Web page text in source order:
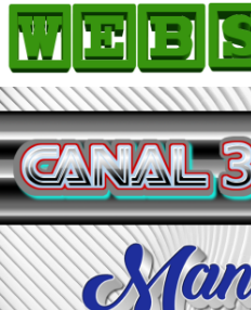
HOME
COMO ANUNCIAR
JORNAIS DO BRASIL
PODCAST/NOTÍCIAS
AS NOTÍCIAS DO DIA
ACONTECEU...VIROU MANCHETE!